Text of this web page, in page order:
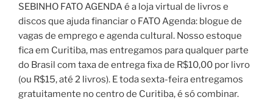
SEBINHO FATO AGENDA é a loja virtual de livros e
discos que ajuda financiar o FATO Agenda: blogue de
vagas de emprego e agenda cultural. Nosso estoque
fica em Curitiba, mas entregamos para qualquer parte
do Brasil com taxa de entrega fixa de R$10,00 por livro
(ou R$15, até 2 livros). E toda sexta-feira entregamos
gratuitamente no centro de Curitiba, é só combinar.